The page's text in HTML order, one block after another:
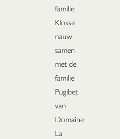
familie
Klosse
nauw
samen
met de
familie
Pugibet
van
Domaine
La